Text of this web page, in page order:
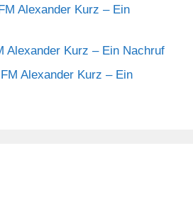
Alexander Kurz – Ein
Alexander Kurz – Ein Nachruf
FM Alexander Kurz – Ein